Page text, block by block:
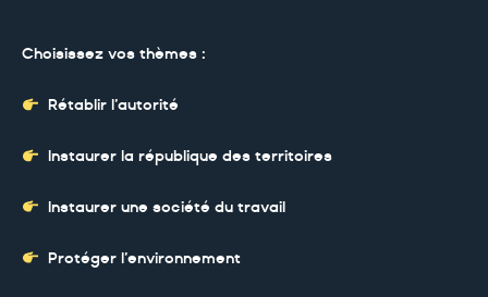
Choisissez vos thèmes :
Rétablir l’autorité
Instaurer la république des territoires
Instaurer une société du travail
Protéger l’environnement